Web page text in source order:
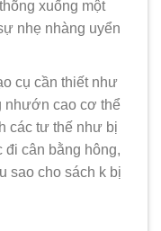
xuống một
nhẹ nhàng uyển
cụ cần thiết như
nhướn cao cơ thể
các tư thế như bị
cân bằng hông,
sao cho sách k bị